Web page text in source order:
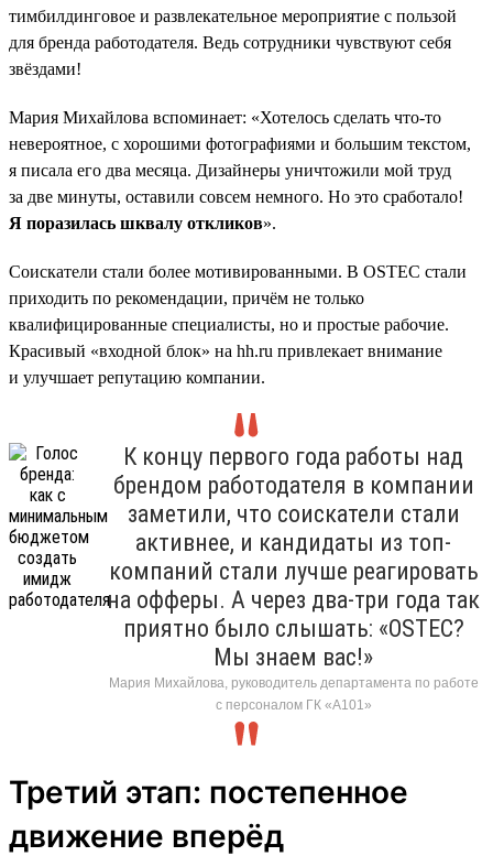
тимбилдинговое и развлекательное мероприятие с пользой
для бренда работодателя. Ведь сотрудники чувствуют себя
звёздами!
Мария Михайлова вспоминает: «Хотелось сделать что-то
невероятное, с хорошими фотографиями и большим текстом,
я писала его два месяца. Дизайнеры уничтожили мой труд
за две минуты, оставили совсем немного. Но это сработало!
Я поразилась шквалу откликов».
Соискатели стали более мотивированными. В OSTEC стали
приходить по рекомендации, причём не только
квалифицированные специалисты, но и простые рабочие.
Красивый «входной блок» на hh.ru привлекает внимание
и улучшает репутацию компании.
К концу первого года работы над
брендом работодателя в компании
заметили, что соискатели стали
активнее, и кандидаты из топ-
компаний стали лучше реагировать
на офферы. А через два-три года так
приятно было слышать: «OSTEC?
Мы знаем вас!»
Мария Михайлова, руководитель департамента по работе
с персоналом ГК «А101»
Третий этап: постепенное
движение вперёд